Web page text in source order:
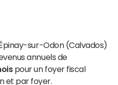
sur-Odon (Calvados)
annuels de
pour un foyer fiscal
et par foyer.